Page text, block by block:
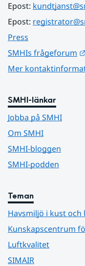
Epost:
Epost:
Press
SMHIs frågeforum
Mer
SMHI-länkar
Jobba på SMHI
Om SMHI
SMHI-bloggen
SMHI-podden
Teman
Havsmiljö i kust och
Kunskapscentrum
Luftkvalitet
SIMAIR